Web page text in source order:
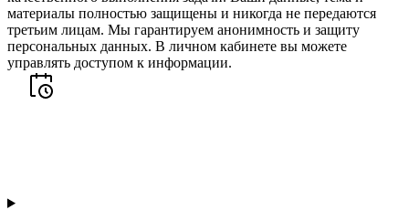
материалы полностью защищены и никогда не передаются
третьим лицам. Мы гарантируем анонимность и защиту
персональных данных. В личном кабинете вы можете
управлять доступом к информации.